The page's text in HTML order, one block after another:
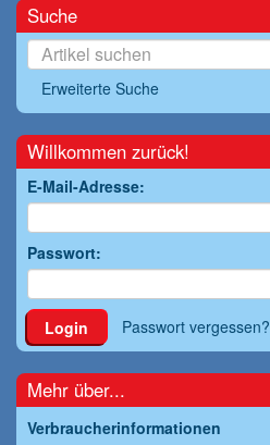
Suche
Erweiterte Suche
Willkommen zurück!
E-Mail-Adresse:
Passwort:
Login Passwort vergessen?
Mehr über...
Verbraucherinformationen